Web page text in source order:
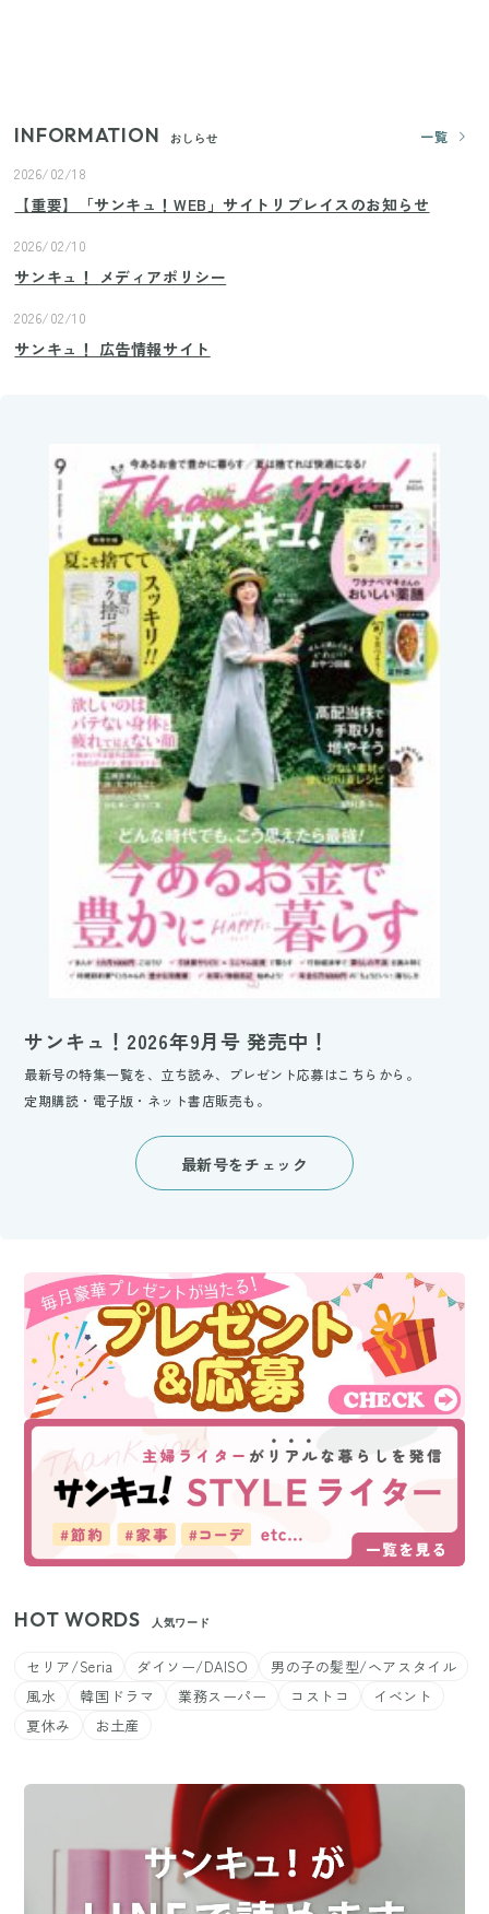
INFORMATION おしらせ
一覧
2026/02/18
【重要】「サンキュ！WEB」サイトリプレイスのお知らせ
2026/02/10
サンキュ！ メディアポリシー
2026/02/10
サンキュ！ 広告情報サイト
サンキュ！2026年9月号 発売中！
最新号の特集一覧を、立ち読み、プレゼント応募はこちらから。
定期購読・電子版・ネット書店販売も。
最新号をチェック
HOT WORDS 人気ワード
セリア/Seria ダイソー/DAISO
男の子の髪型/ヘアスタイル
風水
韓国ドラマ 業務スーパー コストコ
イベント
夏休み
お土産